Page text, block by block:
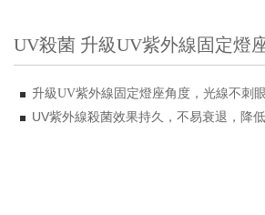
UV殺菌 升級UV紫外線固定燈
升級UV紫外線固定燈座角度，光線不刺
UV紫外線殺菌效果持久，不易衰退，降